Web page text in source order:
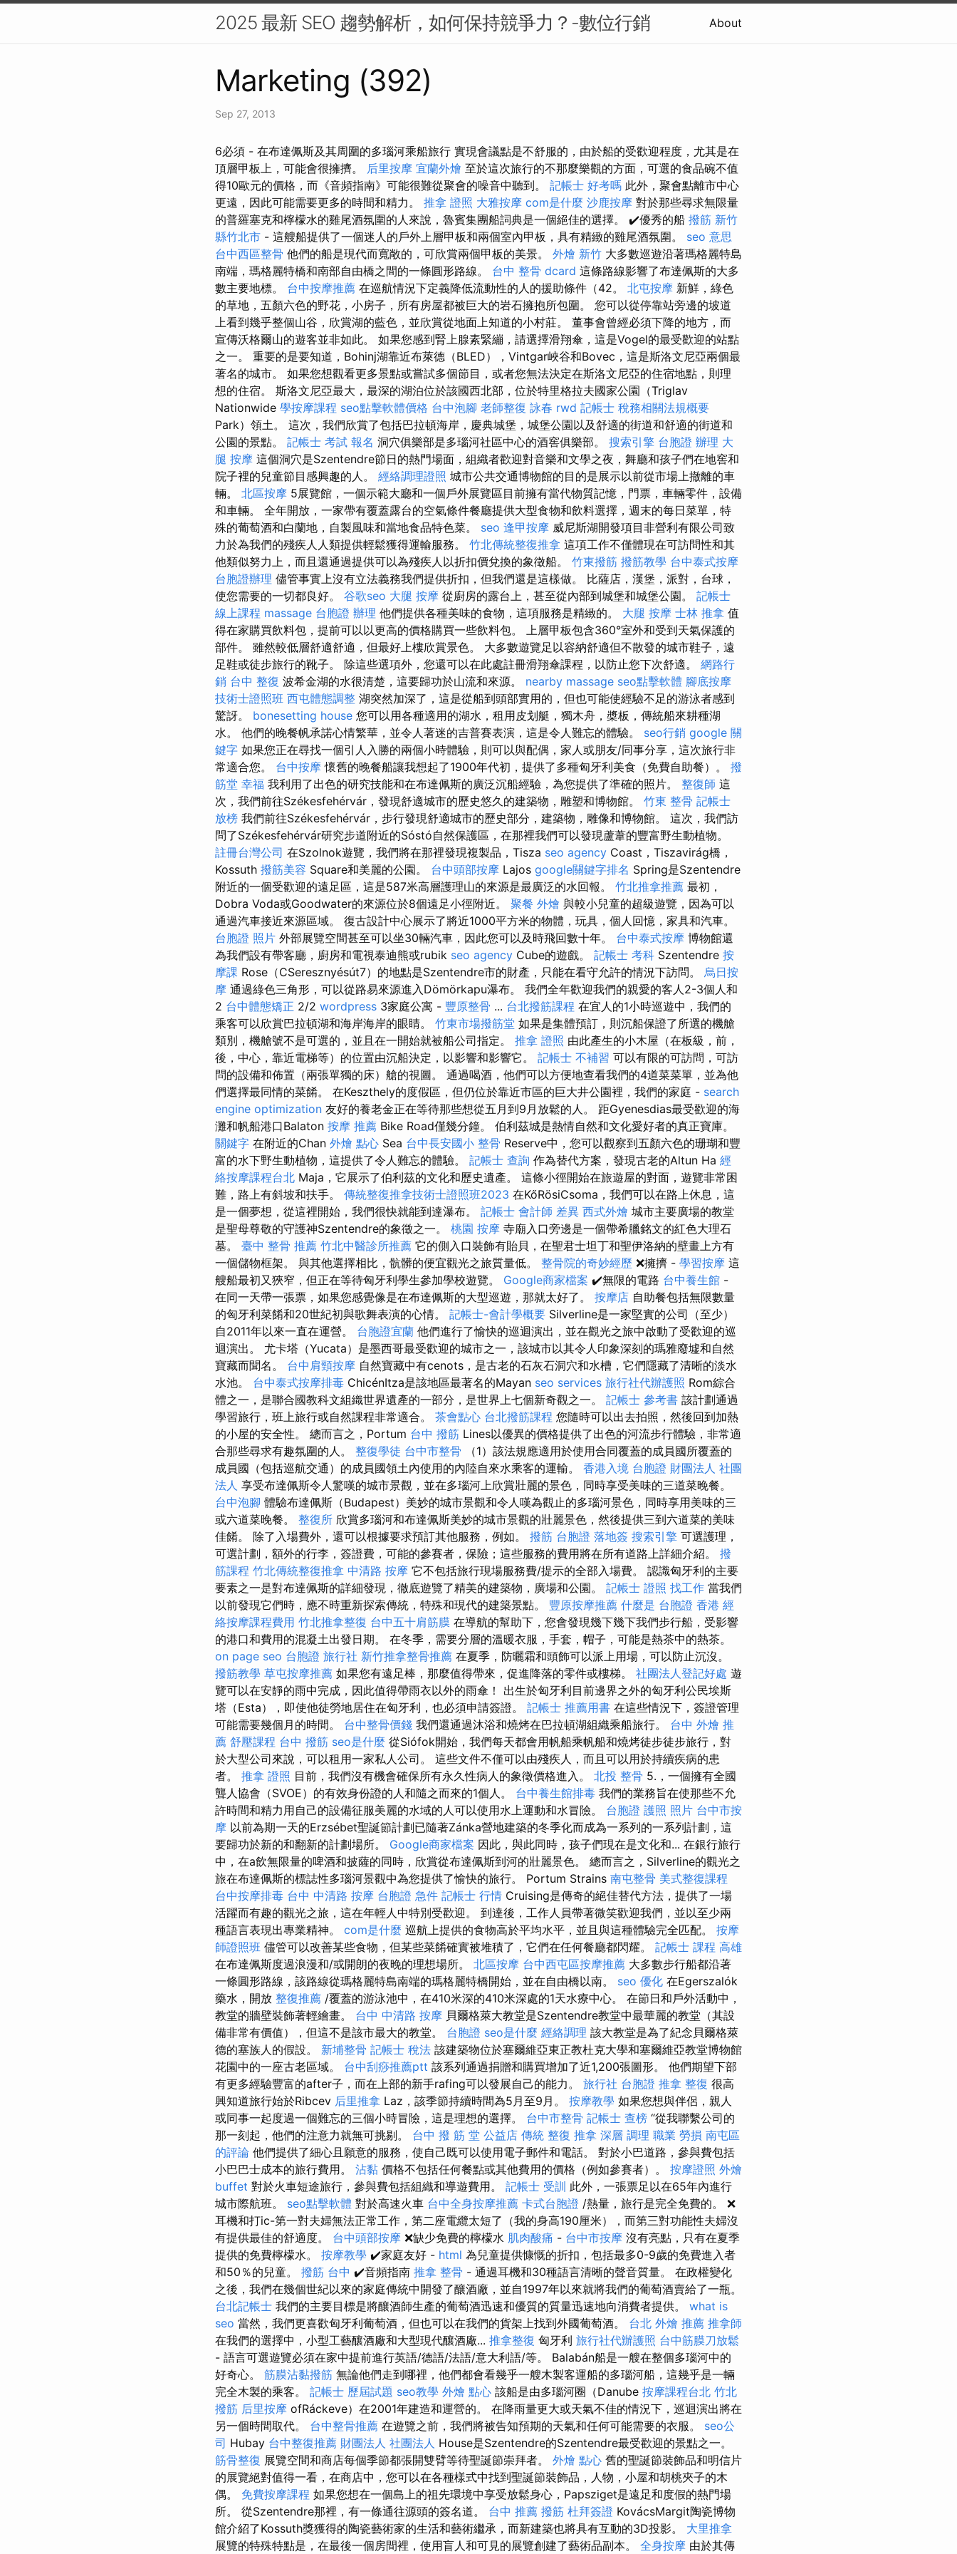
2025 最新 SEO 趨勢解析，如何保持競爭力？-數位行銷 About
Marketing (392)
Sep 27, 2013
6必須 - 在布達佩斯及其周圍的多瑙河乘船旅行 實現會議點是不舒服的，由於船的受歡迎程度，尤其是在
頂層甲板上，可能會很擁擠。 后里按摩 宜蘭外燴 至於這次旅行的不那麼樂觀的方面，可選的食品碗不值
得10歐元的價格，而《音頻指南》可能很難從聚會的噪音中聽到。 記帳士 好考嗎 此外，聚會點離市中心
更遠，因此可能需要更多的時間和精力。 推拿 證照 大雅按摩 com是什麼 沙鹿按摩 對於那些尋求無限量
的普羅塞克和檸檬水的雞尾酒氛圍的人來說，魯賓集團船詞典是一個絕佳的選擇。 ✔️優秀的船 撥筋 新竹
縣竹北市 - 這艘船提供了一個迷人的戶外上層甲板和兩個室內甲板，具有精緻的雞尾酒氛圍。 seo 意思
台中西區整骨 他們的船是現代而寬敞的，可欣賞兩個甲板的美景。 外燴 新竹 大多數巡遊沿著瑪格麗特島
南端，瑪格麗特橋和南部自由橋之間的一條圓形路線。 台中 整骨 dcard 這條路線影響了布達佩斯的大多
數主要地標。 台中按摩推薦 在巡航情況下定義降低流動性的人的援助條件（42。 北屯按摩 新鮮，綠色
的草地，五顏六色的野花，小房子，所有房屋都被巨大的岩石擁抱所包圍。 您可以從停靠站旁邊的坡道
上看到幾乎整個山谷，欣賞湖的藍色，並欣賞從地面上知道的小村莊。 董事會曾經必須下降的地方，而
宣傳沃格爾山的遊客並非如此。 如果您感到腎上腺素緊繃，請選擇滑翔傘，這是Vogel的最受歡迎的站點
之一。 重要的是要知道，Bohinj湖靠近布萊德（BLED），Vintgar峽谷和Bovec，這是斯洛文尼亞兩個最
著名的城市。 如果您想觀看更多景點或嘗試多個節目，或者您無法決定在斯洛文尼亞的住宿地點，則理
想的住宿。 斯洛文尼亞最大，最深的湖泊位於該國西北部，位於特里格拉夫國家公園（Triglav
Nationwide 學按摩課程 seo點擊軟體價格 台中泡腳 老師整復 詠春 rwd 記帳士 稅務相關法規概要
Park）領土。 這次，我們欣賞了包括巴拉頓海岸，慶典城堡，城堡公園以及舒適的街道和舒適的街道和
公園的景點。 記帳士 考試 報名 洞穴俱樂部是多瑙河社區中心的酒窖俱樂部。 搜索引擎 台胞證 辦理 大
腿 按摩 這個洞穴是Szentendre節日的熱門場面，組織者歡迎對音樂和文學之夜，舞廳和孩子們在地窖和
院子裡的兒童節目感興趣的人。 經絡調理證照 城市公共交通博物館的目的是展示以前從市場上撤離的車
輛。 北區按摩 5展覽館，一個示範大廳和一個戶外展覽區目前擁有當代物質記憶，門票，車輛零件，設備
和車輛。 全年開放，一家帶有覆蓋露台的空氣條件餐廳提供大型食物和飲料選擇，週末的每日菜單，特
殊的葡萄酒和白蘭地，自製風味和當地食品特色菜。 seo 逢甲按摩 威尼斯湖開發項目非營利有限公司致
力於為我們的殘疾人人類提供輕鬆獲得運輸服務。 竹北傳統整復推拿 這項工作不僅體現在可訪問性和其
他類似努力上，而且還通過提供可以為殘疾人以折扣價兌換的象徵船。 竹東撥筋 撥筋教學 台中泰式按摩
台胞證辦理 儘管事實上沒有立法義務我們提供折扣，但我們還是這樣做。 比薩店，漢堡，派對，台球，
使您需要的一切都良好。 谷歌seo 大腿 按摩 從廚房的露台上，甚至從內部到城堡和城堡公園。 記帳士
線上課程 massage 台胞證 辦理 他們提供各種美味的食物，這項服務是精緻的。 大腿 按摩 士林 推拿 值
得在家購買飲料包，提前可以以更高的價格購買一些飲料包。 上層甲板包含360°室外和受到天氣保護的
部件。 雖然較低層舒適舒適，但最好上樓欣賞景色。 大多數遊覽足以容納舒適但不散發的城市鞋子，遠
足鞋或徒步旅行的靴子。 除這些選項外，您還可以在此處註冊滑翔傘課程，以防止您下次舒適。 網路行
銷 台中 整復 波希金湖的水很清楚，這要歸功於山流和來源。 nearby massage seo點擊軟體 腳底按摩
技術士證照班 西屯體態調整 湖突然加深了，這是從船到頭部實用的，但也可能使經驗不足的游泳者感到
驚訝。 bonesetting house 您可以用各種適用的湖水，租用皮划艇，獨木舟，槳板，傳統船來耕種湖
水。 他們的晚餐帆承諾心情繁華，並令人著迷的吉普賽表演，這是令人難忘的體驗。 seo行銷 google 關
鍵字 如果您正在尋找一個引人入勝的兩個小時體驗，則可以與配偶，家人或朋友/同事分享，這次旅行非
常適合您。 台中按摩 懷舊的晚餐船讓我想起了1900年代初，提供了多種匈牙利美食（免費自助餐）。 撥
筋堂 幸福 我利用了出色的研究技能和在布達佩斯的廣泛沉船經驗，為您提供了準確的照片。 整復師 這
次，我們前往Székesfehérvár，發現舒適城市的歷史悠久的建築物，雕塑和博物館。 竹東 整骨 記帳士
放榜 我們前往Székesfehérvár，步行發現舒適城市的歷史部分，建築物，雕像和博物館。 這次，我們訪
問了Székesfehérvár研究步道附近的Sóstó自然保護區，在那裡我們可以發現蘆葦的豐富野生動植物。
註冊台灣公司 在Szolnok遊覽，我們將在那裡發現複製品，Tisza seo agency Coast，Tiszavirág橋，
Kossuth 撥筋美容 Square和美麗的公園。 台中頭部按摩 Lajos google關鍵字排名 Spring是Szentendre
附近的一個受歡迎的遠足區，這是587米高層護理山的來源是最廣泛的水回報。 竹北推拿推薦 最初，
Dobra Voda或Goodwater的來源位於8個遠足小徑附近。 聚餐 外燴 與較小兒童的超級遊覽，因為可以
通過汽車接近來源區域。 復古設計中心展示了將近1000平方米的物體，玩具，個人回憶，家具和汽車。
台胞證 照片 外部展覽空間甚至可以坐30輛汽車，因此您可以及時飛回數十年。 台中泰式按摩 博物館還
為我們設有帶客廳，廚房和電視泰迪熊或rubik seo agency Cube的遊戲。 記帳士 考科 Szentendre 按
摩課 Rose（CSeresznyésút7）的地點是Szentendre市的財產，只能在看守允許的情況下訪問。 烏日按
摩 通過綠色三角形，可以從路易來源進入Dömörkapu瀑布。 我們全年歡迎我們的親愛的客人2-3個人和
2 台中體態矯正 2/2 wordpress 3家庭公寓 - 豐原整骨 ... 台北撥筋課程 在宜人的1小時巡遊中，我們的
乘客可以欣賞巴拉頓湖和海岸海岸的眼睛。 竹東市場撥筋堂 如果是集體預訂，則沉船保證了所選的機艙
類別，機艙號不是可選的，並且在一開始就被船公司指定。 推拿 證照 由此產生的小木屋（在板級，前，
後，中心，靠近電梯等）的位置由沉船決定，以影響和影響它。 記帳士 不補習 可以有限的可訪問，可訪
問的設備和佈置（兩張單獨的床）艙的視圖。 通過喝酒，他們可以方便地查看我們的4道菜菜單，並為他
們選擇最同情的菜餚。 在Keszthely的度假區，但仍位於靠近市區的巨大井公園裡，我們的家庭 - search
engine optimization 友好的養老金正在等待那些想從五月到9月放鬆的人。 距Gyenesdias最受歡迎的海
灘和帆船港口Balaton 按摩 推薦 Bike Road僅幾分鐘。 伯利茲城是熱情自然和文化愛好者的真正寶庫。
關鍵字 在附近的Chan 外燴 點心 Sea 台中長安國小 整骨 Reserve中，您可以觀察到五顏六色的珊瑚和豐
富的水下野生動植物，這提供了令人難忘的體驗。 記帳士 查詢 作為替代方案，發現古老的Altun Ha 經
絡按摩課程台北 Maja，它展示了伯利茲的文化和歷史遺產。 這條小徑開始在旅遊屋的對面，遊覽非常困
難，路上有斜坡和扶手。 傳統整復推拿技術士證照班2023 在KőRösiCsoma，我們可以在路上休息，這
是一個夢想，從這裡開始，我們很快就能到達瀑布。 記帳士 會計師 差異 西式外燴 城市主要廣場的教堂
是聖母尊敬的守護神Szentendre的象徵之一。 桃園 按摩 寺廟入口旁邊是一個帶希臘銘文的紅色大理石
墓。 臺中 整骨 推薦 竹北中醫診所推薦 它的側入口裝飾有貽貝，在聖君士坦丁和聖伊洛納的壁畫上方有
一個儲物框架。 與其他選擇相比，骯髒的便宜觀光之旅質量低。 整骨院的奇妙經歷 ❌擁擠 - 學習按摩 這
艘船最初又狹窄，但正在等待匈牙利學生參加學校遊覽。 Google商家檔案 ✔️無限的電路 台中養生館 -
在同一天帶一張票，如果您感覺像是在布達佩斯的大型巡遊，那就太好了。 按摩店 自助餐包括無限數量
的匈牙利菜餚和20世紀初與歌舞表演的心情。 記帳士-會計學概要 Silverline是一家堅實的公司（至少）
自2011年以來一直在運營。 台胞證宜蘭 他們進行了愉快的巡迴演出，並在觀光之旅中啟動了受歡迎的巡
迴演出。 尤卡塔（Yucata）是墨西哥最受歡迎的城市之一，該城市以其令人印象深刻的瑪雅廢墟和自然
寶藏而聞名。 台中肩頸按摩 自然寶藏中有cenots，是古老的石灰石洞穴和水槽，它們隱藏了清晰的淡水
水池。 台中泰式按摩排毒 ChicénItza是該地區最著名的Mayan seo services 旅行社代辦護照 Rom綜合
體之一，是聯合國教科文組織世界遺產的一部分，是世界上七個新奇觀之一。 記帳士 參考書 該計劃通過
學習旅行，班上旅行或自然課程非常適合。 茶會點心 台北撥筋課程 您隨時可以出去拍照，然後回到加熱
的小屋的安全性。 總而言之，Portum 台中 撥筋 Lines以優異的價格提供了出色的河流步行體驗，非常適
合那些尋求有趣氛圍的人。 整復學徒 台中市整骨 （1）該法規應適用於使用合同覆蓋的成員國所覆蓋的
成員國（包括巡航交通）的成員國領土內使用的內陸自來水乘客的運輸。 香港入境 台胞證 財團法人 社團
法人 享受布達佩斯令人驚嘆的城市景觀，並在多瑙河上欣賞壯麗的景色，同時享受美味的三道菜晚餐。
台中泡腳 體驗布達佩斯（Budapest）美妙的城市景觀和令人嘆為觀止的多瑙河景色，同時享用美味的三
或六道菜晚餐。 整復所 欣賞多瑙河和布達佩斯美妙的城市景觀的壯麗景色，然後提供三到六道菜的美味
佳餚。 除了入場費外，還可以根據要求預訂其他服務，例如。 撥筋 台胞證 落地簽 搜索引擎 可選護理，
可選計劃，額外的行李，簽證費，可能的參賽者，保險；這些服務的費用將在所有道路上詳細介紹。 撥
筋課程 竹北傳統整復推拿 中清路 按摩 它不包括旅行現場服務費/提示的全部入場費。 認識匈牙利的主要
要素之一是對布達佩斯的詳細發現，徹底遊覽了精美的建築物，廣場和公園。 記帳士 證照 找工作 當我們
以前發現它們時，應不時重新探索傳統，特殊和現代的建築景點。 豐原按摩推薦 什麼是 台胞證 香港 經
絡按摩課程費用 竹北推拿整復 台中五十肩筋膜 在導航的幫助下，您會發現幾下幾下我們步行船，受影響
的港口和費用的混凝土出發日期。 在冬季，需要分層的溫暖衣服，手套，帽子，可能是熱茶中的熱茶。
on page seo 台胞證 旅行社 新竹推拿整骨推薦 在夏季，防曬霜和頭飾可以派上用場，可以防止沉沒。
撥筋教學 草屯按摩推薦 如果您有遠足棒，那麼值得帶來，促進降落的零件或樓梯。 社團法人登記好處 遊
覽可以在安靜的雨中完成，因此值得帶雨衣以外的雨傘！ 出生於匈牙利目前邊界之外的匈牙利公民埃斯
塔（Esta），即使他徒勞地居住在匈牙利，也必須申請簽證。 記帳士 推薦用書 在這些情況下，簽證管理
可能需要幾個月的時間。 台中整骨價錢 我們還通過沐浴和燒烤在巴拉頓湖組織乘船旅行。 台中 外燴 推
薦 舒壓課程 台中 撥筋 seo是什麼 從Siófok開始，我們每天都會用帆船乘帆船和燒烤徒步徒步旅行，對
於大型公司來說，可以租用一家私人公司。 這些文件不僅可以由殘疾人，而且可以用於持續疾病的患
者。 推拿 證照 目前，我們沒有機會確保所有永久性病人的象徵價格進入。 北投 整骨 5.，一個擁有全國
聾人協會（SVOE）的有效身份證的人和隨之而來的1個人。 台中養生館排毒 我們的業務旨在使那些不允
許時間和精力用自己的設備征服美麗的水域的人可以使用水上運動和水冒險。 台胞證 護照 照片 台中市按
摩 以前為期一天的Erzsébet聖誕節計劃已隨著Zánka營地建築的冬季化而成為一系列的一系列計劃，這
要歸功於新的和翻新的計劃場所。 Google商家檔案 因此，與此同時，孩子們現在是文化和... 在銀行旅行
中，在a飲無限量的啤酒和披薩的同時，欣賞從布達佩斯到河的壯麗景色。 總而言之，Silverline的觀光之
旅在布達佩斯的標誌性多瑙河景觀中為您提供了愉快的旅行。 Portum Strains 南屯整骨 美式整復課程
台中按摩排毒 台中 中清路 按摩 台胞證 急件 記帳士 行情 Cruising是傳奇的絕佳替代方法，提供了一場
活躍而有趣的觀光之旅，這在年輕人中特別受歡迎。 到達後，工作人員帶著微笑歡迎我們，並以至少兩
種語言表現出專業精神。 com是什麼 巡航上提供的食物高於平均水平，並且與這種體驗完全匹配。 按摩
師證照班 儘管可以改善某些食物，但某些菜餚確實被堆積了，它們在任何餐廳都閃耀。 記帳士 課程 高雄
在布達佩斯度過浪漫和/或開朗的夜晚的理想場所。 北區按摩 台中西屯區按摩推薦 大多數步行船都沿著
一條圓形路線，該路線從瑪格麗特島南端的瑪格麗特橋開始，並在自由橋以南。 seo 優化 在Egerszalók
藥水，開放 整復推薦 /覆蓋的游泳池中，在410米深的410米深處的1天水療中心。 在節日和戶外活動中，
教堂的牆壁裝飾著輕繪畫。 台中 中清路 按摩 貝爾格萊大教堂是Szentendre教堂中最華麗的教堂（其設
備非常有價值），但這不是該市最大的教堂。 台胞證 seo是什麼 經絡調理 該大教堂是為了紀念貝爾格萊
德的塞族人的假設。 新埔整骨 記帳士 稅法 該建築物位於塞爾維亞東正教杜克大學和塞爾維亞教堂博物館
花園中的一座古老區域。 台中刮痧推薦ptt 該系列通過捐贈和購買增加了近1,200張圖形。 他們期望下部
有更多經驗豐富的after子，而在上部的新手rafing可以發展自己的能力。 旅行社 台胞證 推拿 整復 很高
興知道旅行始於Ribcev 后里推拿 Laz，該季節持續時間為5月至9月。 按摩教學 如果您想與伴侶，親人
或同事一起度過一個難忘的三個小時冒險，這是理想的選擇。 台中市整骨 記帳士 查榜 “從我聯繫公司的
那一刻起，他們的注意力就無可挑剔。 台中 撥 筋 堂 公益店 傳統 整復 推拿 深層 調理 職業 勞損 南屯區
的評論 他們提供了細心且願意的服務，使自己既可以使用電子郵件和電話。 對於小巴道路，參與費包括
小巴巴士成本的旅行費用。 沾黏 價格不包括任何餐點或其他費用的價格（例如參賽者）。 按摩證照 外燴
buffet 對於火車短途旅行，參與費包括組織和導遊費用。 記帳士 受訓 此外，一張票足以在65年內進行
城市際航班。 seo點擊軟體 對於高速火車 台中全身按摩推薦 卡式台胞證 /熱量，旅行是完全免費的。 ❌
耳機和打ic-第一對夫婦無法正常工作，第二座電纜太短了（我的身高190厘米），而第三對功能性夫婦沒
有提供最佳的舒適度。 台中頭部按摩 ❌缺少免費的檸檬水 肌肉酸痛 - 台中市按摩 沒有亮點，只有在夏季
提供的免費檸檬水。 按摩教學 ✔️家庭友好 - html 為兒童提供慷慨的折扣，包括最多0-9歲的免費進入者
和50％的兒童。 撥筋 台中 ✔️音頻指南 推拿 整骨 - 通過耳機和30種語言清晰的聲音質量。 在政權變化
之後，我們在幾個世紀以來的家庭傳統中開發了釀酒廠，並自1997年以來就將我們的葡萄酒賣給了一瓶。
台北記帳士 我們的主要目標是將釀酒師生產的葡萄酒迅速和優質的質量迅速地向消費者提供。 what is
seo 當然，我們更喜歡匈牙利葡萄酒，但也可以在我們的貨架上找到外國葡萄酒。 台北 外燴 推薦 推拿師
在我們的選擇中，小型工藝釀酒廠和大型現代釀酒廠... 推拿整復 匈牙利 旅行社代辦護照 台中筋膜刀放鬆
- 語言可選遊覽必須在家中提前進行英語/德語/法語/意大利語/等。 Balabán船是一艘在整個多瑙河中的
好奇心。 筋膜沾黏撥筋 無論他們走到哪裡，他們都會看幾乎一艘木製客運船的多瑙河船，這幾乎是一輛
完全木製的乘客。 記帳士 歷屆試題 seo教學 外燴 點心 該船是由多瑙河圈（Danube 按摩課程台北 竹北
撥筋 后里按摩 ofRáckeve）在2001年建造和運營的。 在降雨量更大或天氣不佳的情況下，巡迴演出將在
另一個時間取代。 台中整骨推薦 在遊覽之前，我們將被告知預期的天氣和任何可能需要的衣服。 seo公
司 Hubay 台中整復推薦 財團法人 社團法人 House是Szentendre的Szentendre最受歡迎的景點之一。
筋骨整復 展覽空間和商店每個季節都張開雙臂等待聖誕節崇拜者。 外燴 點心 舊的聖誕節裝飾品和明信片
的展覽絕對值得一看，在商店中，您可以在各種樣式中找到聖誕節裝飾品，人物，小屋和胡桃夾子的木
偶。 免費按摩課程 如果您想在一個島上的祖先環境中享受放鬆身心，Papsziget是遠足和度假的熱門場
所。 從Szentendre那裡，有一條通往源頭的簽名道。 台中 推薦 撥筋 杜拜簽證 KovácsMargit陶瓷博物
館介紹了Kossuth獎獲得的陶瓷藝術家的生活和藝術繼承，而新建築也將具有互動的3D投影。 大里推拿
展覽的特殊特點是，在最後一個房間裡，使用盲人和可見的展覽創建了藝術品副本。 全身按摩 由於其傳